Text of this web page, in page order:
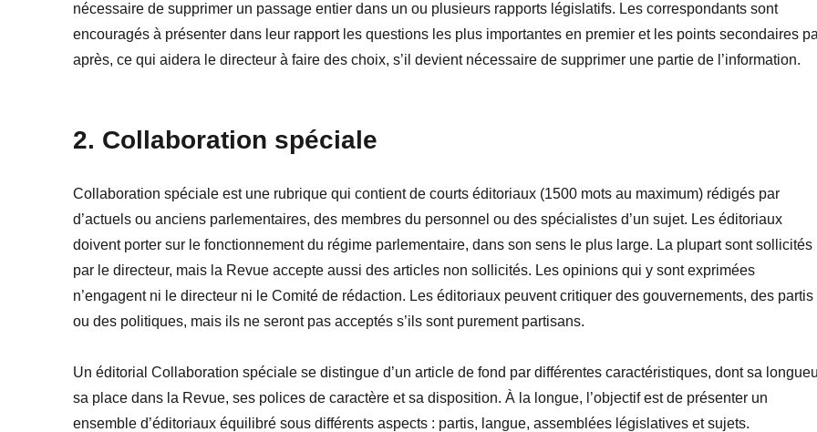
nécessaire de supprimer un passage entier dans un ou plusieurs rapports législatifs. Les correspondants sont
encouragés à présenter dans leur rapport les questions les plus importantes en premier et les points secondaires
après, ce qui aidera le directeur à faire des choix, s’il devient nécessaire de supprimer une partie de l’information.
2. Collaboration spéciale
Collaboration spéciale est une rubrique qui contient de courts éditoriaux (1500 mots au maximum) rédigés par
d’actuels ou anciens parlementaires, des membres du personnel ou des spécialistes d’un sujet. Les éditoriaux
doivent porter sur le fonctionnement du régime parlementaire, dans son sens le plus large. La plupart sont sollicités
par le directeur, mais la Revue accepte aussi des articles non sollicités. Les opinions qui y sont exprimées
n’engagent ni le directeur ni le Comité de rédaction. Les éditoriaux peuvent critiquer des gouvernements, des partis
ou des politiques, mais ils ne seront pas acceptés s’ils sont purement partisans.
Un éditorial Collaboration spéciale se distingue d’un article de fond par différentes caractéristiques, dont sa
sa place dans la Revue, ses polices de caractère et sa disposition. À la longue, l’objectif est de présenter un
ensemble d’éditoriaux équilibré sous différents aspects : partis, langue, assemblées législatives et sujets.